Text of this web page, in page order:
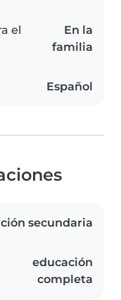
el
En la
familia
Español
secundaria
educación
completa